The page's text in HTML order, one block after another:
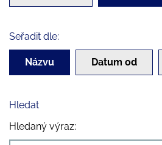
Seřadit dle:
Názvu Datum od
Hledat
Hledaný výraz: